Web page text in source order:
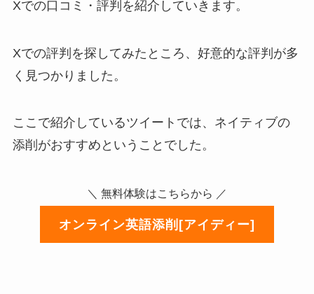
Xでの口コミ・評判を紹介していきます。
Xでの評判を探してみたところ、好意的な評判が多
く見つかりました。
ここで紹介しているツイートでは、ネイティブの
添削がおすすめということでした。
＼ 無料体験はこちらから ／
オンライン英語添削[アイディー]